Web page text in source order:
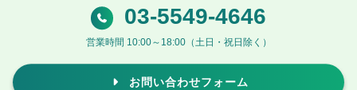
03-5549-4646
営業時間 10:00～18:00（土日・祝日除く）
お問い合わせフォーム